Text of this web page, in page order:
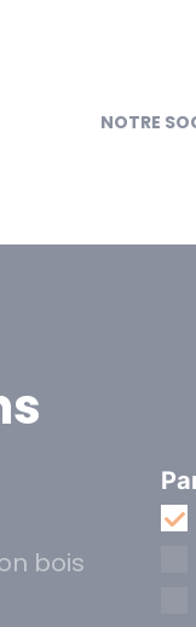
NOTRE
bois